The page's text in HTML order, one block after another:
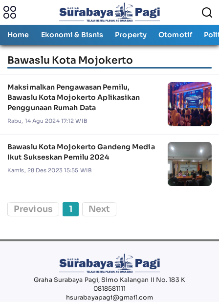
Home Ekonomi & Bisnis Property Otomotif
Bawaslu Kota Mojokerto
Maksimalkan Pengawasan Pemilu,
Bawaslu Kota Mojokerto Aplikasikan
Penggunaan Rumah Data
Rabu, 14 Agu 2024 17:12 WIB
Bawaslu Kota Mojokerto Gandeng Media
Ikut Sukseskan Pemilu 2024
Kamis, 28 Des 2023 15:55 WIB
Previous 1 Next
Graha Surabaya Pagi, Simo Kalangan II No. 183 K
0818581111
hsurabayapagi@gmail.com